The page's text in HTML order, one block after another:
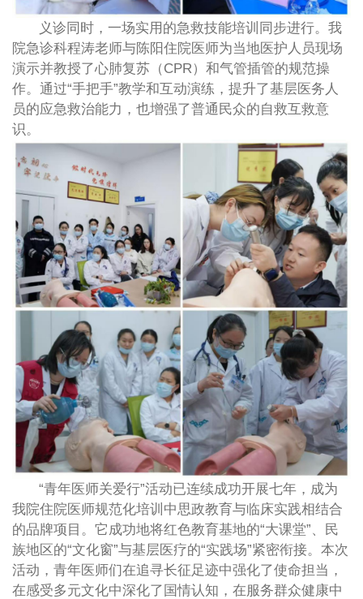
义诊同时，一场实用的急救技能培训同步进行。我
院急诊科程涛老师与陈阳住院医师为当地医护人员现场
演示并教授了心肺复苏（CPR）和气管插管的规范操
作。通过“手把手”教学和互动演练，提升了基层医务人
员的应急救治能力，也增强了普通民众的自救互救意
识。
“青年医师关爱行”活动已连续成功开展七年，成为
我院住院医师规范化培训中思政教育与临床实践相结合
的品牌项目。它成功地将红色教育基地的“大课堂”、民
族地区的“文化窗”与基层医疗的“实践场”紧密衔接。本次
活动，青年医师们在追寻长征足迹中强化了使命担当，
在感受多元文化中深化了国情认知，在服务群众健康中